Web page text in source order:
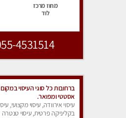
מחוז מרכז
לוד
4531514
ברחובות כל סוגי העיסוי במקום
אסטטי ומפואר.
עיסוי אירוודה, עיסוי מקצועי,
בקליניקה פרטית, עיסוי טנטרה